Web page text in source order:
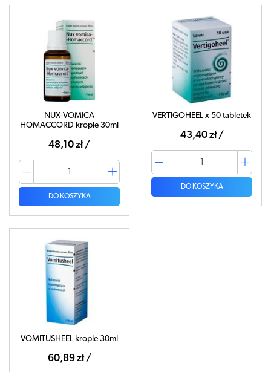
NUX-VOMICA
HOMACCORD krople 30ml
48,10 zł /
DO KOSZYKA
VERTIGOHEEL x 50 tabletek
43,40 zł /
DO KOSZYKA
VOMITUSHEEL krople 30ml
60,89 zł /